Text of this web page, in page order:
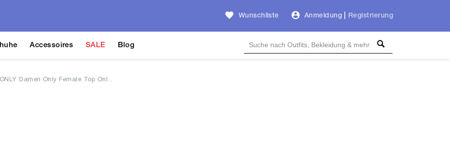
Wunschliste Anmeldung Registrierung
Accessoires SALE Blog
ONLY Damen Only Female Top Onl...